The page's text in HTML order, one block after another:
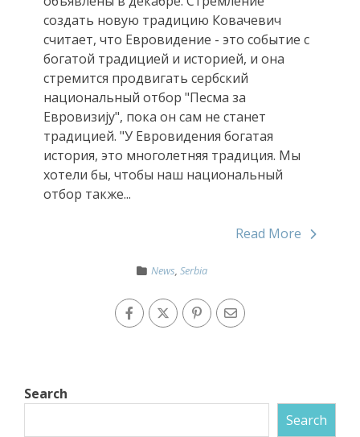
создать новую традицию Ковачевич
считает, что Евровидение - это событие с
богатой традицией и историей, и она
стремится продвигать сербский
национальный отбор "Песма за
Евровизију", пока он сам не станет
традицией. "У Евровидения богатая
история, это многолетняя традиция. Мы
хотели бы, чтобы наш национальный
отбор также...
Read More
News, Serbia
Search
Search